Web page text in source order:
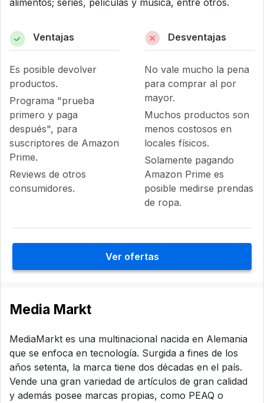
alimentos; series, películas y música, entre otros.
Ventajas
Es posible devolver
productos.
Programa "prueba
primero y paga
después", para
suscriptores de Amazon
Prime.
Reviews de otros
consumidores.
Desventajas
No vale mucho la pena
para comprar al por
mayor.
Muchos productos son
menos costosos en
locales físicos.
Solamente pagando
Amazon Prime es
posible medirse prendas
de ropa.
Ver ofertas
Media Markt
MediaMarkt es una multinacional nacida en Alemania
que se enfoca en tecnología. Surgida a fines de los
años setenta, la marca tiene dos décadas en el país.
Vende una gran variedad de artículos de gran calidad
y además posee marcas propias, como PEAQ o